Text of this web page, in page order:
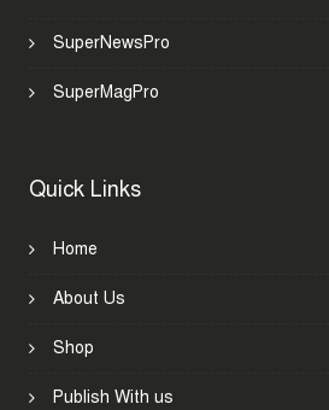
SuperNewsPro
SuperMagPro
Quick Links
Home
About Us
Shop
Publish With us